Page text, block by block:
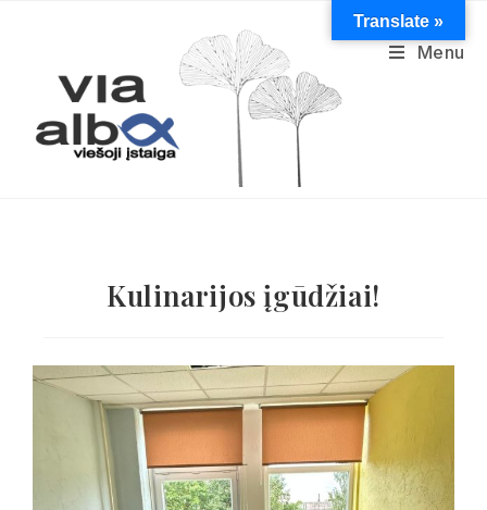
Menu
Kulinarijos įgūdžiai!
Translate »